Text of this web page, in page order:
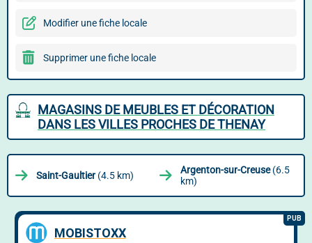
Modifier une fiche locale
Supprimer une fiche locale
MAGASINS DE MEUBLES ET DÉCORATION
DANS LES VILLES PROCHES DE THENAY
Saint-Gaultier(4.5 km) Argenton-sur-Creuse(6.5
km)